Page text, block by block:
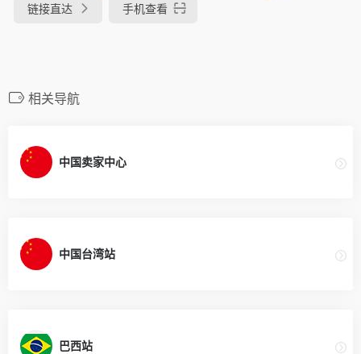
链接直达 手机查看
相关导航
中国卖家中心
中国台湾站
巴西站